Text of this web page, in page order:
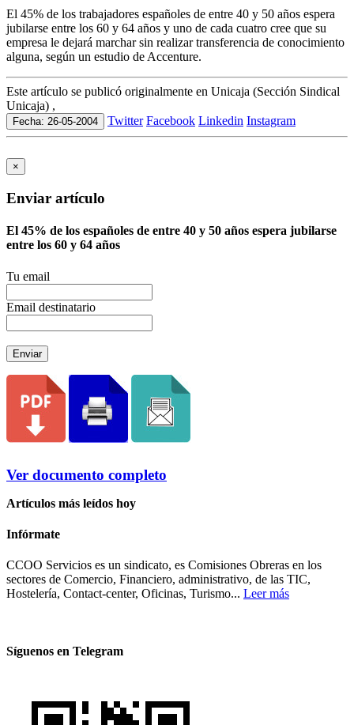
El 45% de los trabajadores españoles de entre 40 y 50 años espera
jubilarse entre los 60 y 64 años y uno de cada cuatro cree que su
empresa le dejará marchar sin realizar transferencia de conocimiento
alguna, según un estudio de Accenture.
Este artículo se publicó originalmente en Unicaja (Sección Sindical
Unicaja) ,
Fecha: 26-05-2004 Twitter Facebook Linkedin Instagram
×
Enviar artículo
El 45% de los españoles de entre 40 y 50 años espera jubilarse
entre los 60 y 64 años
Tu email
Email destinatario
Enviar
Ver documento completo
Artículos más leídos hoy
Infórmate
CCOO Servicios es un sindicato, es Comisiones Obreras en los
sectores de Comercio, Financiero, administrativo, de las TIC,
Hostelería, Contact-center, Oficinas, Turismo... Leer más
Síguenos en Telegram